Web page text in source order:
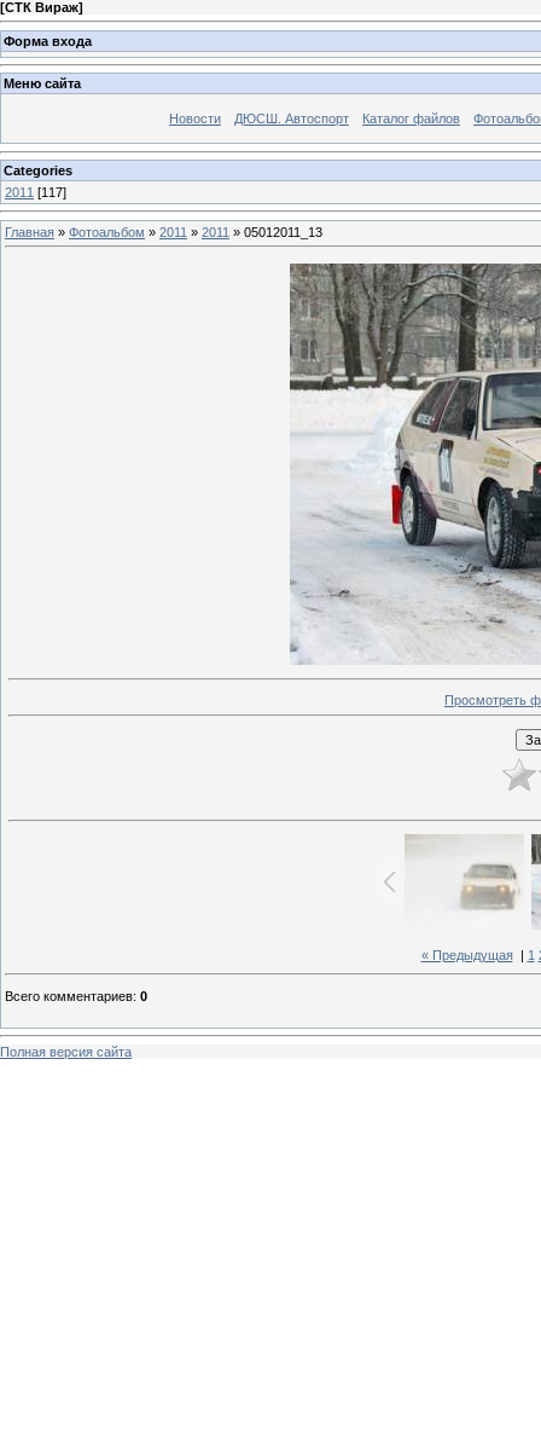
[СТК Вираж]
Форма входа
Меню сайта
Новости ДЮСШ. Автоспорт Каталог файлов
Categories
2011 [117]
Главная » Фотоальбом » 2011 » 2011 » 05012011_13
Просмотреть
« Предыдущая| 1
Всего комментариев: 0
Полная версия сайта